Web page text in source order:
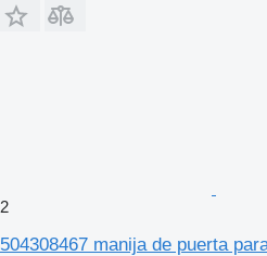
2
504308467 manija de puerta